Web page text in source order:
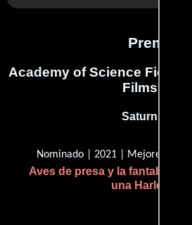
Premios
Academy of Science
Films, USA
Saturn Award
Nominado | 2021 | Mejores
Aves de presa y la
una Harley